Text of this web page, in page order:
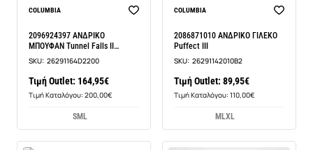
COLUMBIA
2096924397 ΑΝΔΡΙΚΟ
ΜΠΟΥΦΑΝ Tunnel Falls II
Interch
SKU: 26291164D2200
Τιμή Outlet: 164,95€
Τιμή Καταλόγου: 200,00€
SM L
COLUMBIA
2086871010 ΑΝΔΡΙΚΟ ΓΙΛΕΚΟ
Puffect III
SKU: 26291142010B2
Τιμή Outlet: 89,95€
Τιμή Καταλόγου: 110,00€
M LXL